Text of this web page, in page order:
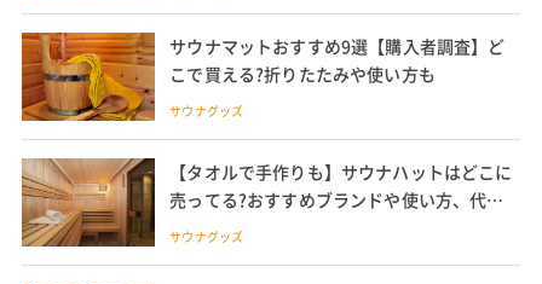
サウナマットおすすめ9選【購入者調査】ど
こで買える?折りたたみや使い方も
サウナグッズ
【タオルで手作りも】サウナハットはどこに
売ってる?おすすめブランドや使い方、代用
方法も
サウナグッズ